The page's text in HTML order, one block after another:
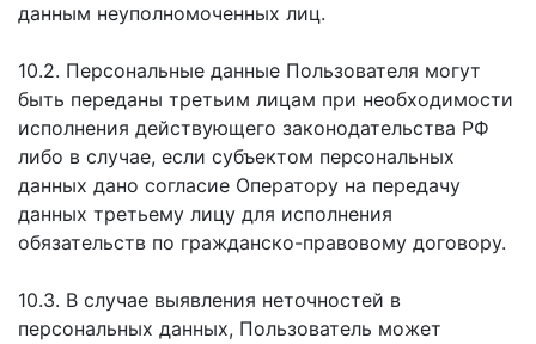
данным неуполномоченных лиц.
10.2. Персональные данные Пользователя могут
быть переданы третьим лицам при необходимости
исполнения действующего законодательства РФ
либо в случае, если субъектом персональных
данных дано согласие Оператору на передачу
данных третьему лицу для исполнения
обязательств по гражданско-правовому договору.
10.3. В случае выявления неточностей в
персональных данных, Пользователь может